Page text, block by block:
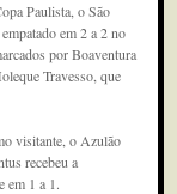
Paulista, o São
em 2 a 2 no
por Boaventura
Travesso, que
visitante, o Azulão
recebeu a
em 1 a 1.